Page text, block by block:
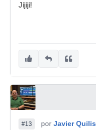
Jijiji!
#13 por Javier Quilis